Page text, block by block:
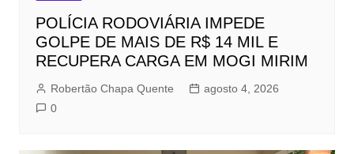
POLÍCIA RODOVIÁRIA IMPEDE
GOLPE DE MAIS DE R$ 14 MIL E
RECUPERA CARGA EM MOGI MIRIM
Robertão Chapa Quente
agosto 4, 2026
0